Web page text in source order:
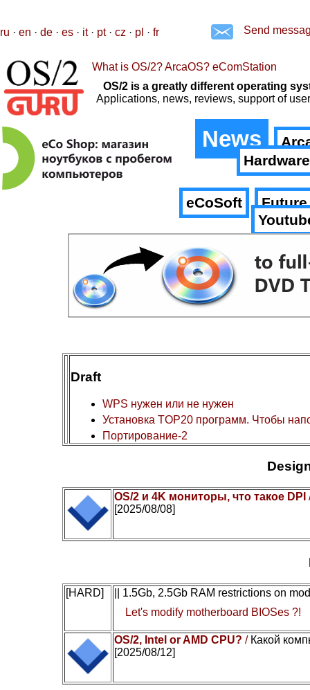
ru · en · de · es · it· pt· cz · pl · fr Send
What is OS/2? ArcaOS? eComStation
OS/2 is a greatly different operating
Applications, news, reviews, support of
News
Hardware
eCoSoft
Future
Draft
WPS нужен или не нужен
Установка TOP20 программ. Чтобы
Портирование-2
OS/2 и 4K мониторы, что такое DPI
[2025/08/08]
[HARD]
|| 1.5Gb, 2.5Gb RAM restrictions on
Let's modify motherboard BIOSes ?!
OS/2, Intel or AMD CPU? / Какой
[2025/08/12]